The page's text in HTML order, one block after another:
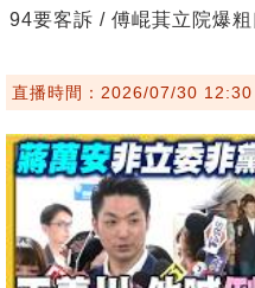
94要客訴 / 傅崐萁立院爆
直播時間：2026/07/30 12:30